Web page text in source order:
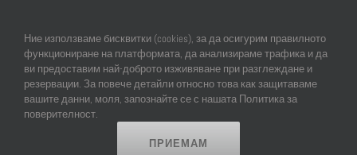
© Copyright2026 | All Rights Reserved | Professional Web Design and
SEO byOnline Creations Ltd
Facebook
Ние използваме бисквитки (cookies), за да осигурим правилното
функциониране на платформата, да анализираме трафика и да
ви предоставим най-доброто изживяване при разглеждане и
резервации. За повече детайли относно това как защитаваме
вашите данни, моля, запознайте се с нашата Политика за
поверителност.
ПРИЕМАМ